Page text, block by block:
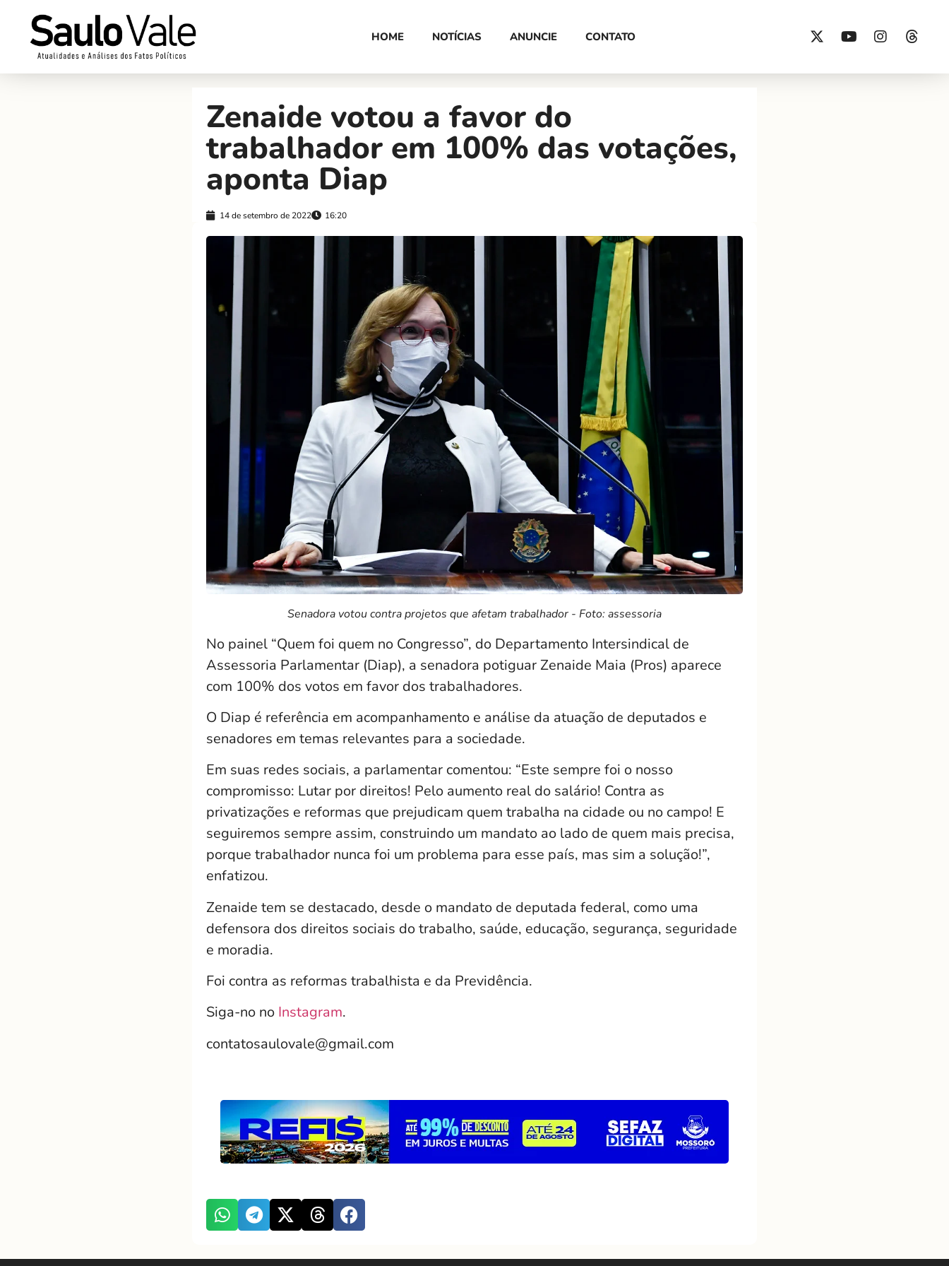
HOME NOTÍCIAS ANUNCIE CONTATO
Zenaide votou a favor do
trabalhador em 100% das votações,
aponta Diap
14 de setembro de 2022 16:20
Senadora votou contra projetos que afetam trabalhador - Foto: assessoria
No painel “Quem foi quem no Congresso”, do Departamento Intersindical de
Assessoria Parlamentar (Diap), a senadora potiguar Zenaide Maia (Pros) aparece
com 100% dos votos em favor dos trabalhadores.
O Diap é referência em acompanhamento e análise da atuação de deputados e
senadores em temas relevantes para a sociedade.
Em suas redes sociais, a parlamentar comentou: “Este sempre foi o nosso
compromisso: Lutar por direitos! Pelo aumento real do salário! Contra as
privatizações e reformas que prejudicam quem trabalha na cidade ou no campo! E
seguiremos sempre assim, construindo um mandato ao lado de quem mais precisa,
porque trabalhador nunca foi um problema para esse país, mas sim a solução!”,
enfatizou.
Zenaide tem se destacado, desde o mandato de deputada federal, como uma
defensora dos direitos sociais do trabalho, saúde, educação, segurança, seguridade
e moradia.
Foi contra as reformas trabalhista e da Previdência.
Siga-no no Instagram.
contatosaulovale@gmail.com